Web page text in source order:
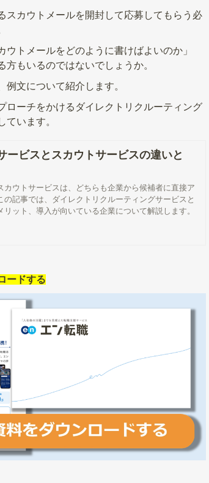
スカウトメールを開封して応募してもらう必
トメールをどのように書けばよいのか」
方もいるのではないでしょうか。
文について紹介します。
ローチをかけるダイレクトリクルーティング
います。
ービスとスカウトサービスの違いと
ウトサービスは、どちらも企業から候補者に直接ア
記事では、ダイレクトリクルーティングサービスと
ット、導入が向いている企業について解説します。
ードする